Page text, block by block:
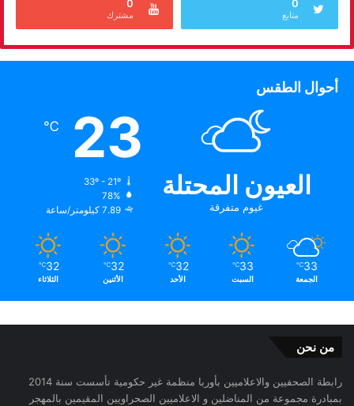
0
متابع
0
مشترك
أحوال الطقس
العيون المحتلة
غيوم متفرقة
23
℃
33º - 21º
78%
7.89 كيلومتر/ساعة
33
℃
الجمعة
33
℃
السبت
32
℃
الأحد
32
℃
الأثنين
32
℃
الثلاثاء
من نحن
رابطة الصحفيين والاعلاميين بأوربا منظمة غير حكومية تأسست سنة 2014
بمبادرة مجموعة من المناضلين و الاعلاميين الصحراويين المقيمين بالمهجر